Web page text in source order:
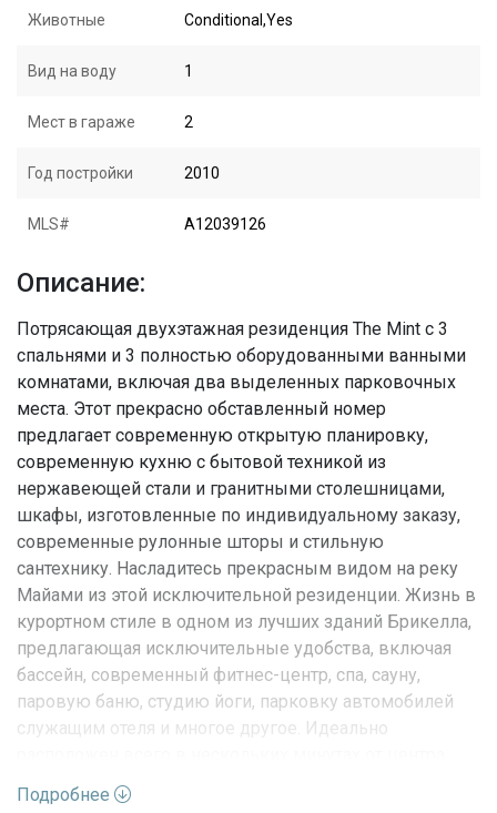
Животные Conditional,Yes
Вид на воду 1
Мест в гараже 2
Год постройки 2010
MLS# A12039126
Описание:
Потрясающая двухэтажная резиденция The Mint с 3
спальнями и 3 полностью оборудованными ванными
комнатами, включая два выделенных парковочных
места. Этот прекрасно обставленный номер
предлагает современную открытую планировку,
современную кухню с бытовой техникой из
нержавеющей стали и гранитными столешницами,
шкафы, изготовленные по индивидуальному заказу,
современные рулонные шторы и стильную
сантехнику. Насладитесь прекрасным видом на реку
Майами из этой исключительной резиденции. Жизнь в
курортном стиле в одном из лучших зданий Брикелла,
предлагающая исключительные удобства, включая
бассейн, современный фитнес-центр, спа, сауну,
паровую баню, студию йоги, парковку автомобилей
служащим отеля и многое другое. Идеально
города Брикелл, центра Майами, ресторанов,
магазинов и развлечений.
Подробнее